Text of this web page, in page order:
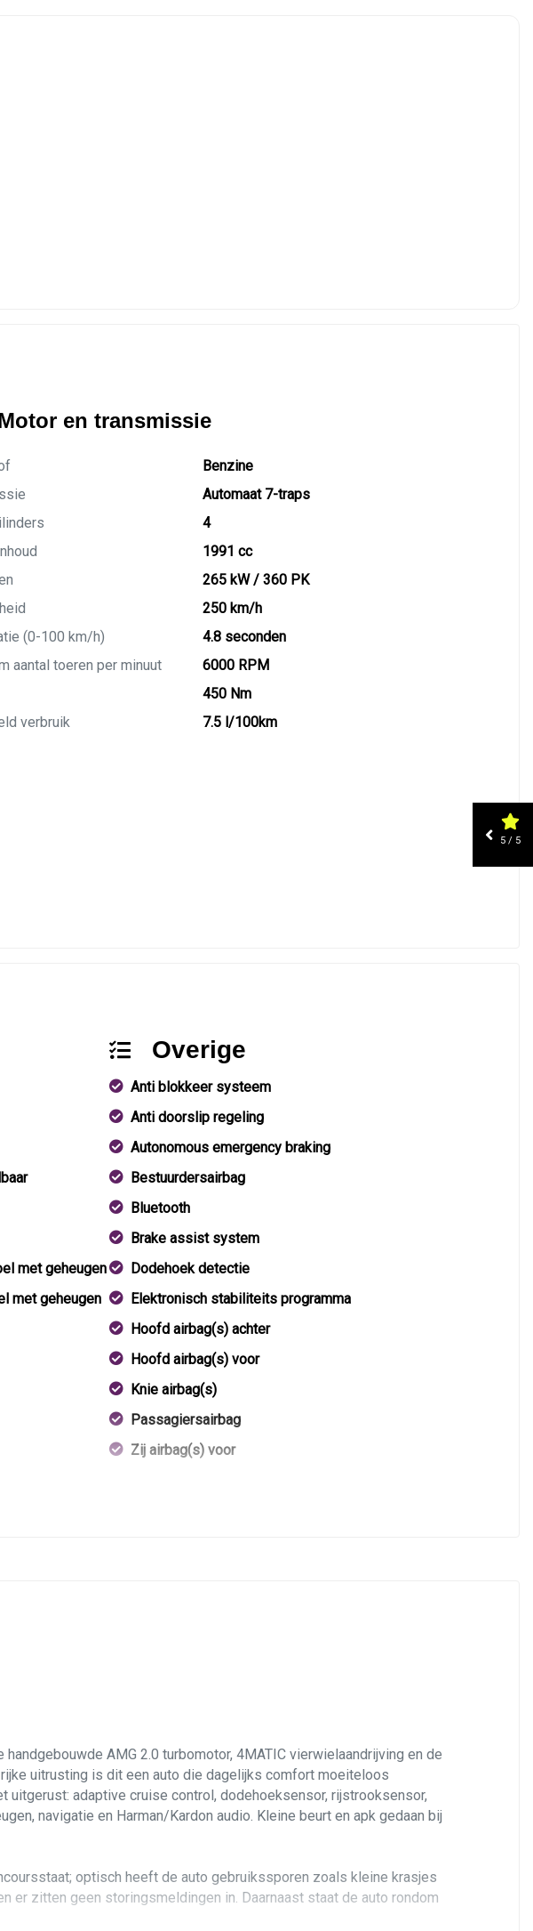
en transmissie
Benzine
Automaat 7-traps
4
1991 cc
265 kW / 360 PK
250 km/h
(0-100 km/h)
4.8 seconden
aantal toeren per minuut
6000 RPM
450 Nm
verbruik
7.5 l/100km
met geheugen
met geheugen
Overige
Anti blokkeer systeem
Anti doorslip regeling
Autonomous emergency braking
Bestuurdersairbag
Bluetooth
Brake assist system
Dodehoek detectie
Elektronisch stabiliteits programma
Hoofd airbag(s) achter
Hoofd airbag(s) voor
Knie airbag(s)
Passagiersairbag
Zij airbag(s) voor
AMG 2.0 turbomotor, 4MATIC vierwielaandrijving en de
uitrusting is dit een auto die dagelijks comfort moeiteloos
adaptive cruise control, dodehoeksensor, rijstrooksensor,
navigatie en Harman/Kardon audio. Kleine beurt en apk gedaan bij
optisch heeft de auto gebruikssporen zoals kleine krasjes
er zitten geen storingsmeldingen in. Daarnaast staat de auto rondom
5 / 5